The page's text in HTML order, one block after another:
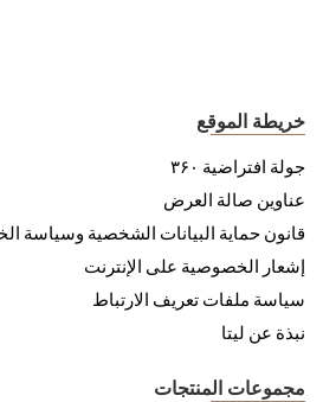
خريطة الموقع
جولة افتراضية ۳۶۰
عناوين صالة العرض
قانون حماية البيانات الشخصية وسياسة
إشعار الخصوصية على الإنترنت
سياسة ملفات تعريف الارتباط
نبذة عن ليتا
مجموعات المنتجات